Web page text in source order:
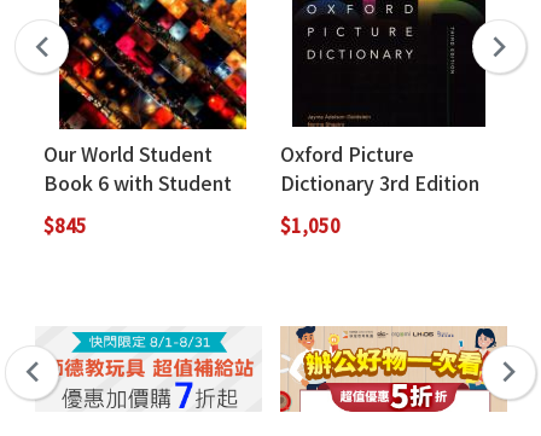
Our World Student
Book 6 with Student
Resources (2nd
Edition)
$845
Oxford Picture
Dictionary 3rd Edition
English/Chinese (英漢
版)
$1,050